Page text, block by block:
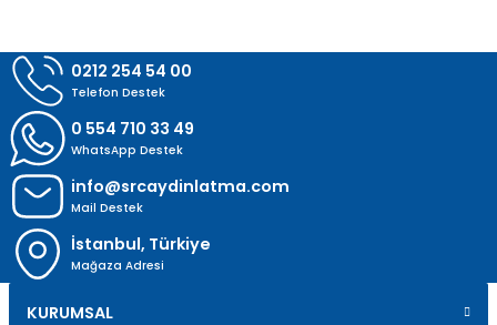
0212 254 54 00
Telefon Destek
0 554 710 33 49
WhatsApp Destek
info@srcaydinlatma.com
Mail Destek
İstanbul, Türkiye
Mağaza Adresi
KURUMSAL